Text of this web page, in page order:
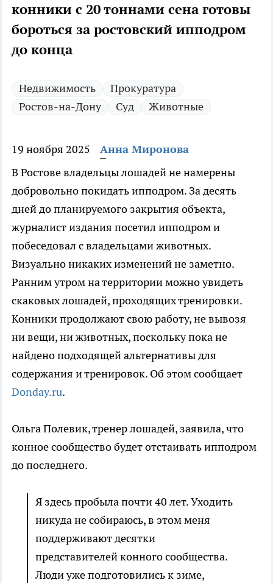
конники с 20 тоннами сена готовы
бороться за ростовский ипподром
до конца
Недвижимость
Прокуратура
Ростов-на-Дону
Суд Животные
19 ноября 2025
Анна Миронова
В Ростове владельцы лошадей не намерены
добровольно покидать ипподром. За десять
дней до планируемого закрытия объекта,
журналист издания посетил ипподром и
побеседовал с владельцами животных.
Визуально никаких изменений не заметно.
Ранним утром на территории можно увидеть
скаковых лошадей, проходящих тренировки.
Конники продолжают свою работу, не вывозя
ни вещи, ни животных, поскольку пока не
найдено подходящей альтернативы для
содержания и тренировок. Об этом сообщает
Donday.ru.
Ольга Полевик, тренер лошадей, заявила, что
конное сообщество будет отстаивать ипподром
до последнего.
Я здесь пробыла почти 40 лет. Уходить
никуда не собираюсь, в этом меня
поддерживают десятки
представителей конного сообщества.
Люди уже подготовились к зиме,